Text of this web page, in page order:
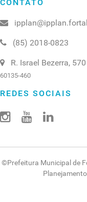
CONTATO
(85) 2018-0823
R. Israel Bezerra,
60135-460
REDES SOCIAIS
©Prefeitura Municipal de